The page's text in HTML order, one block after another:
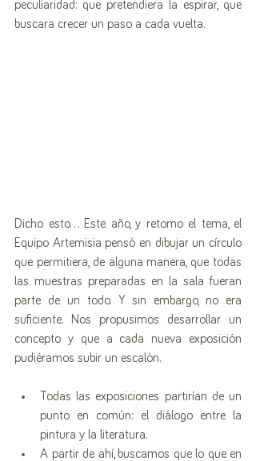
peculiaridad: que pretendiera la espirar, que
buscara crecer un paso a cada vuelta.
Dicho esto... Este año, y retomo el tema, el
Equipo Artemisia pensó en dibujar un círculo
que permitiera, de alguna manera, que todas
las muestras preparadas en la sala fueran
parte de un todo. Y sin embargo, no era
suficiente. Nos propusimos desarrollar un
concepto y que a cada nueva exposición
pudiéramos subir un escalón.
Todas las exposiciones partirían de un
punto en común: el diálogo entre la
pintura y la literatura.
A partir de ahí, buscamos que lo que en